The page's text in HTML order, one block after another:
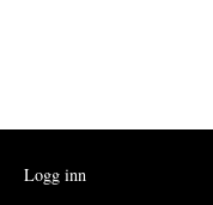
Logg inn